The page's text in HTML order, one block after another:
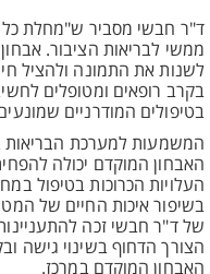
ד"ר חבשי מסביר ש"מחלת
ממשי לבריאות הציבור.
לשנות את התמונה ולהציל
בקרב רופאים ומטופלים
בטיפולים המודרניים
המשמעות למערכת הבריאות
האבחון המוקדם יכולה
העלויות הכרוכות בטיפול
בשיפור איכות החיים של
של ד"ר חבשי זכה
הצורך הדחוף בשינוי גישה
האבחון המוקדם במרכז.